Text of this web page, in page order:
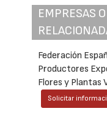
EMPRESAS
Federación
Productores
Flores y Plantas
Solicitar